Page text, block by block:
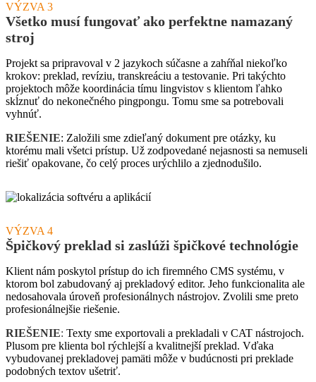
VÝZVA 3
Všetko musí fungovať ako perfektne namazaný
stroj
Projekt sa pripravoval v 2 jazykoch súčasne a zahŕňal niekoľko
krokov: preklad, revíziu, transkreáciu a testovanie. Pri takýchto
projektoch môže koordinácia tímu lingvistov s klientom ľahko
skĺznuť do nekonečného pingpongu. Tomu sme sa potrebovali
vyhnúť.
RIEŠENIE: Založili sme zdieľaný dokument pre otázky, ku
ktorému mali všetci prístup. Už zodpovedané nejasnosti sa nemuseli
riešiť opakovane, čo celý proces urýchlilo a zjednodušilo.
VÝZVA 4
Špičkový preklad si zaslúži špičkové technológie
Klient nám poskytol prístup do ich firemného CMS systému, v
ktorom bol zabudovaný aj prekladový editor. Jeho funkcionalita ale
nedosahovala úroveň profesionálnych nástrojov. Zvolili sme preto
profesionálnejšie riešenie.
RIEŠENIE: Texty sme exportovali a prekladali v CAT nástrojoch.
Plusom pre klienta bol rýchlejší a kvalitnejší preklad. Vďaka
vybudovanej prekladovej pamäti môže v budúcnosti pri preklade
podobných textov ušetriť.